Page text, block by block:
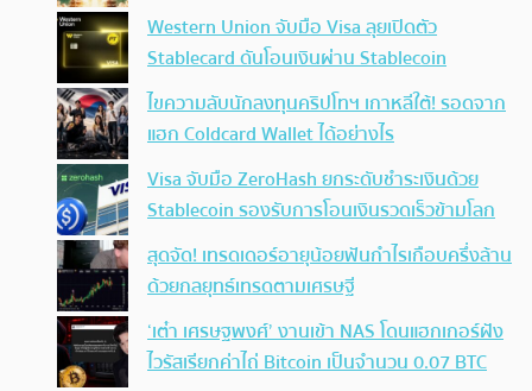
Western Union จับมือ Visa ลุยเปิดตัว
Stablecard ดันโอนเงินผ่าน Stablecoin
ไขความลับนักลงทุนคริปโทฯ เกาหลีใต้! รอดจาก
แฮก Coldcard Wallet ได้อย่างไร
Visa จับมือ ZeroHash ยกระดับชำระเงินด้วย
Stablecoin รองรับการโอนเงินรวดเร็วข้ามโลก
สุดจัด! เทรดเดอร์อายุน้อยฟันกำไรเกือบครึ่งล้าน
ด้วยกลยุทธ์เทรดตามเศรษฐี
‘เต๋า เศรษฐพงศ์’ งานเข้า NAS โดนแฮกเกอร์ฝัง
ไวรัสเรียกค่าไถ่ Bitcoin เป็นจำนวน 0.07 BTC